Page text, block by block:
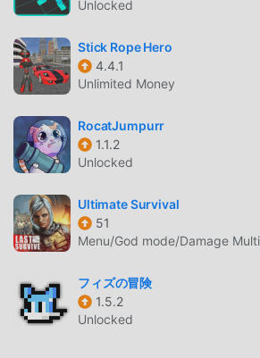
que brinda el clásico action juegos
mismo tiempo, moddroid ha creado
plataforma para los amantes de los
que le permite comunicarse y
amantes de los juegos de la action de
está esperando? Únase a moddroid y
action con todos los socios globales
Al igual que los juegos tradicionales de
Chopper tiene un estilo artístico
Chopper atraiga a muchos action
comparación con los juegos
Chopper 1.5.7 ha adoptado un motor
Unlocked
Stick Rope Hero
4.4.1
Unlimited Money
RocatJumpurr
1.1.2
Unlocked
Ultimate Survival
51
フィズの冒険
1.5.2
Unlocked